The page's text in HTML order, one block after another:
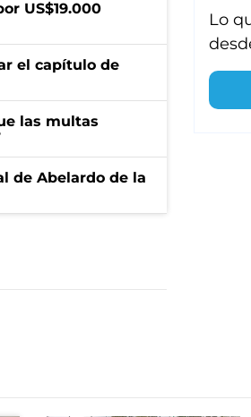
US$19.000
el capítulo de
las multas
de Abelardo de la
Lo